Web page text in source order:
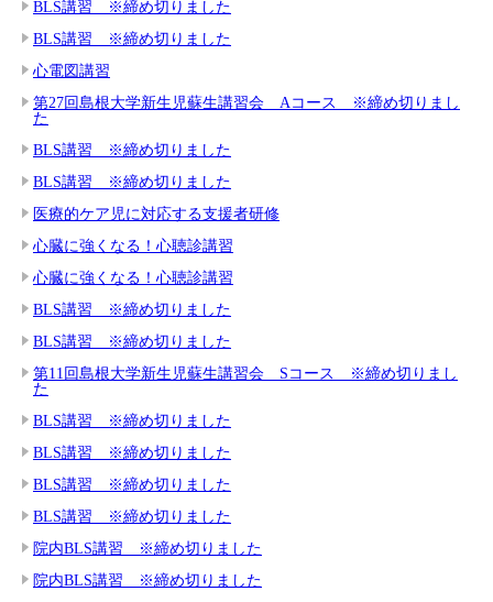
BLS講習 ※締め切りました
BLS講習 ※締め切りました
心電図講習
第27回島根大学新生児蘇生講習会 Aコース ※締め切りまし
た
BLS講習 ※締め切りました
BLS講習 ※締め切りました
医療的ケア児に対応する支援者研修
心臓に強くなる！心聴診講習
心臓に強くなる！心聴診講習
BLS講習 ※締め切りました
BLS講習 ※締め切りました
第11回島根大学新生児蘇生講習会 Sコース ※締め切りまし
た
BLS講習 ※締め切りました
BLS講習 ※締め切りました
BLS講習 ※締め切りました
BLS講習 ※締め切りました
院内BLS講習 ※締め切りました
院内BLS講習 ※締め切りました